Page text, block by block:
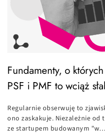
Fundamenty, o
PSF i PMF to wciąż
Regularnie obserwuję to
ono zaskakuje. Niezależnie od
ze startupem budowanym "w…